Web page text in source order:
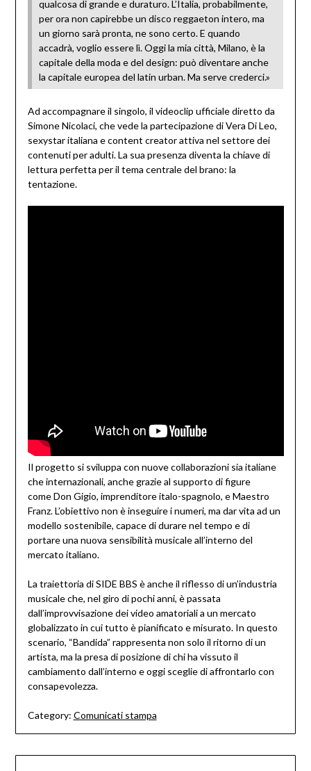
qualcosa di grande e duraturo. L’Italia, probabilmente,
per ora non capirebbe un disco reggaeton intero, ma
un giorno sarà pronta, ne sono certo. E quando
accadrà, voglio essere lì. Oggi la mia città, Milano, è la
capitale della moda e del design: può diventare anche
la capitale europea del latin urban. Ma serve crederci.»
Ad accompagnare il singolo, il videoclip ufficiale diretto da
Simone Nicolaci, che vede la partecipazione di Vera Di Leo,
sexystar italiana e content creator attiva nel settore dei
contenuti per adulti. La sua presenza diventa la chiave di
lettura perfetta per il tema centrale del brano: la
tentazione.
Il progetto si sviluppa con nuove collaborazioni sia italiane
che internazionali, anche grazie al supporto di figure
come Don Gigio, imprenditore italo-spagnolo, e Maestro
Franz. L’obiettivo non è inseguire i numeri, ma dar vita ad un
modello sostenibile, capace di durare nel tempo e di
portare una nuova sensibilità musicale all’interno del
mercato italiano.
La traiettoria di SIDE BBS è anche il riflesso di un’industria
musicale che, nel giro di pochi anni, è passata
dall’improvvisazione dei video amatoriali a un mercato
globalizzato in cui tutto è pianificato e misurato. In questo
scenario, “Bandida” rappresenta non solo il ritorno di un
artista, ma la presa di posizione di chi ha vissuto il
cambiamento dall’interno e oggi sceglie di affrontarlo con
consapevolezza.
Category: Comunicati stampa